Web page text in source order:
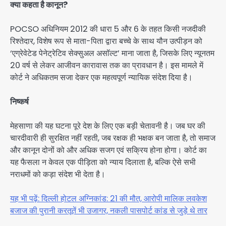
क्या कहता है कानून?
POCSO अधिनियम 2012 की धारा 5 और 6 के तहत किसी नजदीकी
रिश्तेदार, विशेष रूप से माता-पिता द्वारा बच्चे के साथ यौन उत्पीड़न को
‘एग्रेवेटेड पेनेट्रेटिव सेक्सुअल असॉल्ट’ माना जाता है, जिसके लिए न्यूनतम
20 वर्ष से लेकर आजीवन कारावास तक का प्रावधान है। इस मामले में
कोर्ट ने अधिकतम सजा देकर एक महत्वपूर्ण न्यायिक संदेश दिया है।
निष्कर्ष
मेहसाणा की यह घटना पूरे देश के लिए एक बड़ी चेतावनी है। जब घर की
चारदीवारी ही सुरक्षित नहीं रहती, जब रक्षक ही भक्षक बन जाता है, तो समाज
और कानून दोनों को और अधिक सजग एवं सक्रिय होना होगा। कोर्ट का
यह फैसला न केवल एक पीड़िता को न्याय दिलाता है, बल्कि ऐसे सभी
नराधमों को कड़ा संदेश भी देता है।
यह भी पढ़ें: दिल्ली होटल अग्निकांड: 21 की मौत, आरोपी मालिक लवकेश
बजाज की पुरानी करतूतें भी उजागर, नकली पासपोर्ट कांड से जुड़े थे तार